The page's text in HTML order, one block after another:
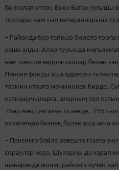
билгеләп үттек. Бөек Ватан сугышы
толлары һәм тыл ветераннарына
– Районда бер тапкыр бирелә
кеше алды. Алар турында
һәм тиешле ведомстволар белән
Пенсия фонды аша адреслы
тәэмин итәргә мөмкинлек бирде.
катнашучыларга, аларның тол
75әр мең сум акча түләнде, 295
күләмендә безнең бүлек аша акча
– Пенсиягә бәйле рәвештә газета
сораулар керә. Шуларны да карап
шәһәрендә яшим, районга күчеп